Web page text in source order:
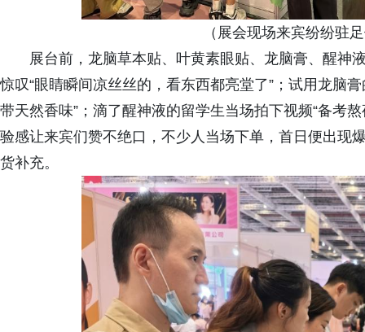
（展会现场来宾纷纷驻
展台前，龙脑草本贴、叶黄素眼贴、龙脑膏、醒神
惊叹“眼睛瞬间凉丝丝的，看东西都亮堂了”；试用龙脑
带天然香味”；滴了醒神液的留学生当场拍下视频“备考
验感让来宾们赞不绝口，不少人当场下单，首日便出现
货补充。